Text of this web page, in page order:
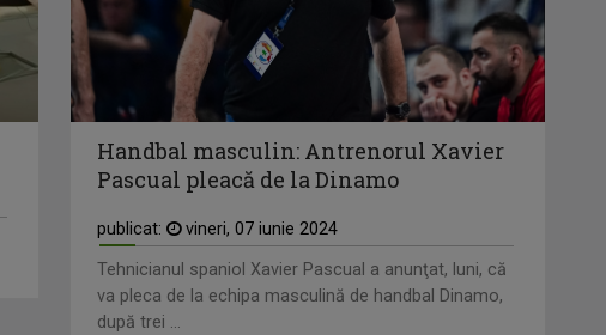
Handbal masculin: Antrenorul Xavier
Pascual pleacă de la Dinamo
publicat:
vineri, 07 iunie 2024
Tehnicianul spaniol Xavier Pascual a anunţat, luni, că
va pleca de la echipa masculină de handbal Dinamo,
după trei ...